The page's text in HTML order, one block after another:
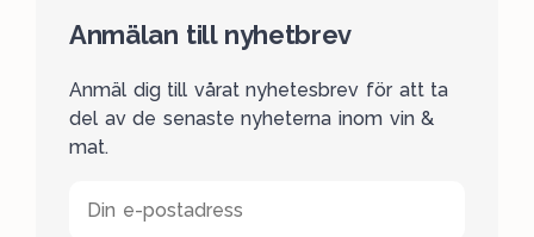
Anmälan till nyhetbrev
Anmäl dig till vårat nyhetesbrev för att ta
del av de senaste nyheterna inom vin &
mat.
Din e-postadress